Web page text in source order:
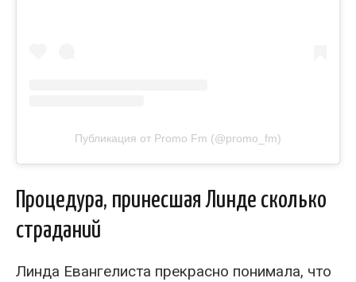
Публикация от Promo Fm (@promo_fm)
Процедура, принесшая Линде сколько
страданий
Линда Евангелиста прекрасно понимала, что